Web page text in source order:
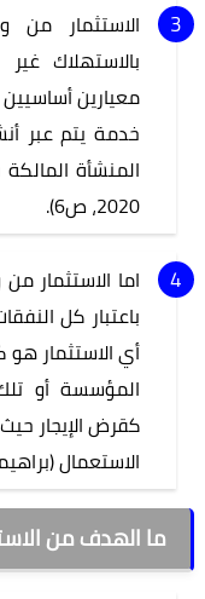
الاستثمار من
بالاستهلاك
معيارين
خدمة يتم عبر
المنشأة
2020، ص6).
اما الاستثمار
باعتبار كل
أي الاستثمار هو
المؤسسة أو
كقرض الإيجار
الاستعمال (براهيمي،
ما الهدف من